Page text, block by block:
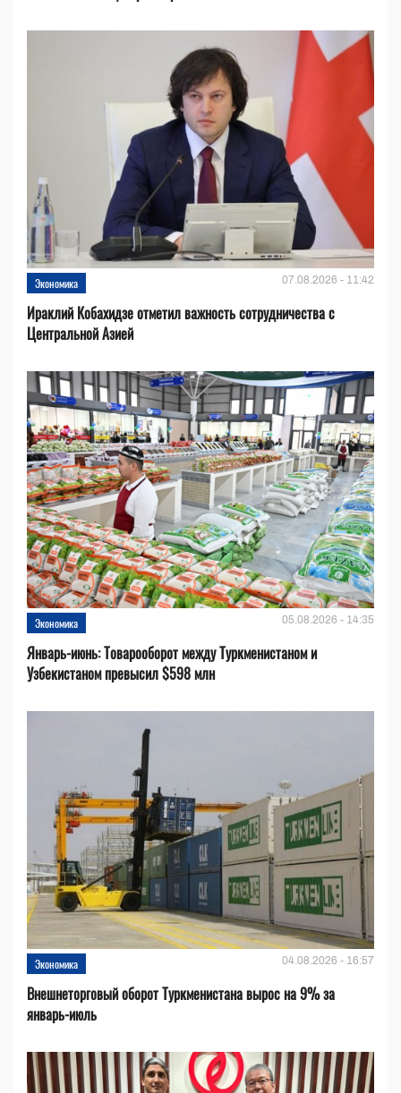
Экономика 07.08.2026 - 11:42
Ираклий Кобахидзе отметил важность сотрудничества с
Центральной Азией
Экономика 05.08.2026 - 14:35
Январь-июнь: Товарооборот между Туркменистаном и
Узбекистаном превысил $598 млн
Экономика 04.08.2026 - 16:57
Внешнеторговый оборот Туркменистана вырос на 9% за
январь-июль